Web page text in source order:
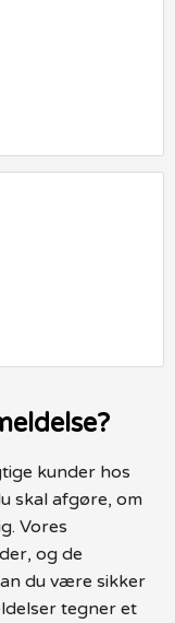
kunder hos
skal afgøre, om
Vores
og de
du være sikker
tegner et